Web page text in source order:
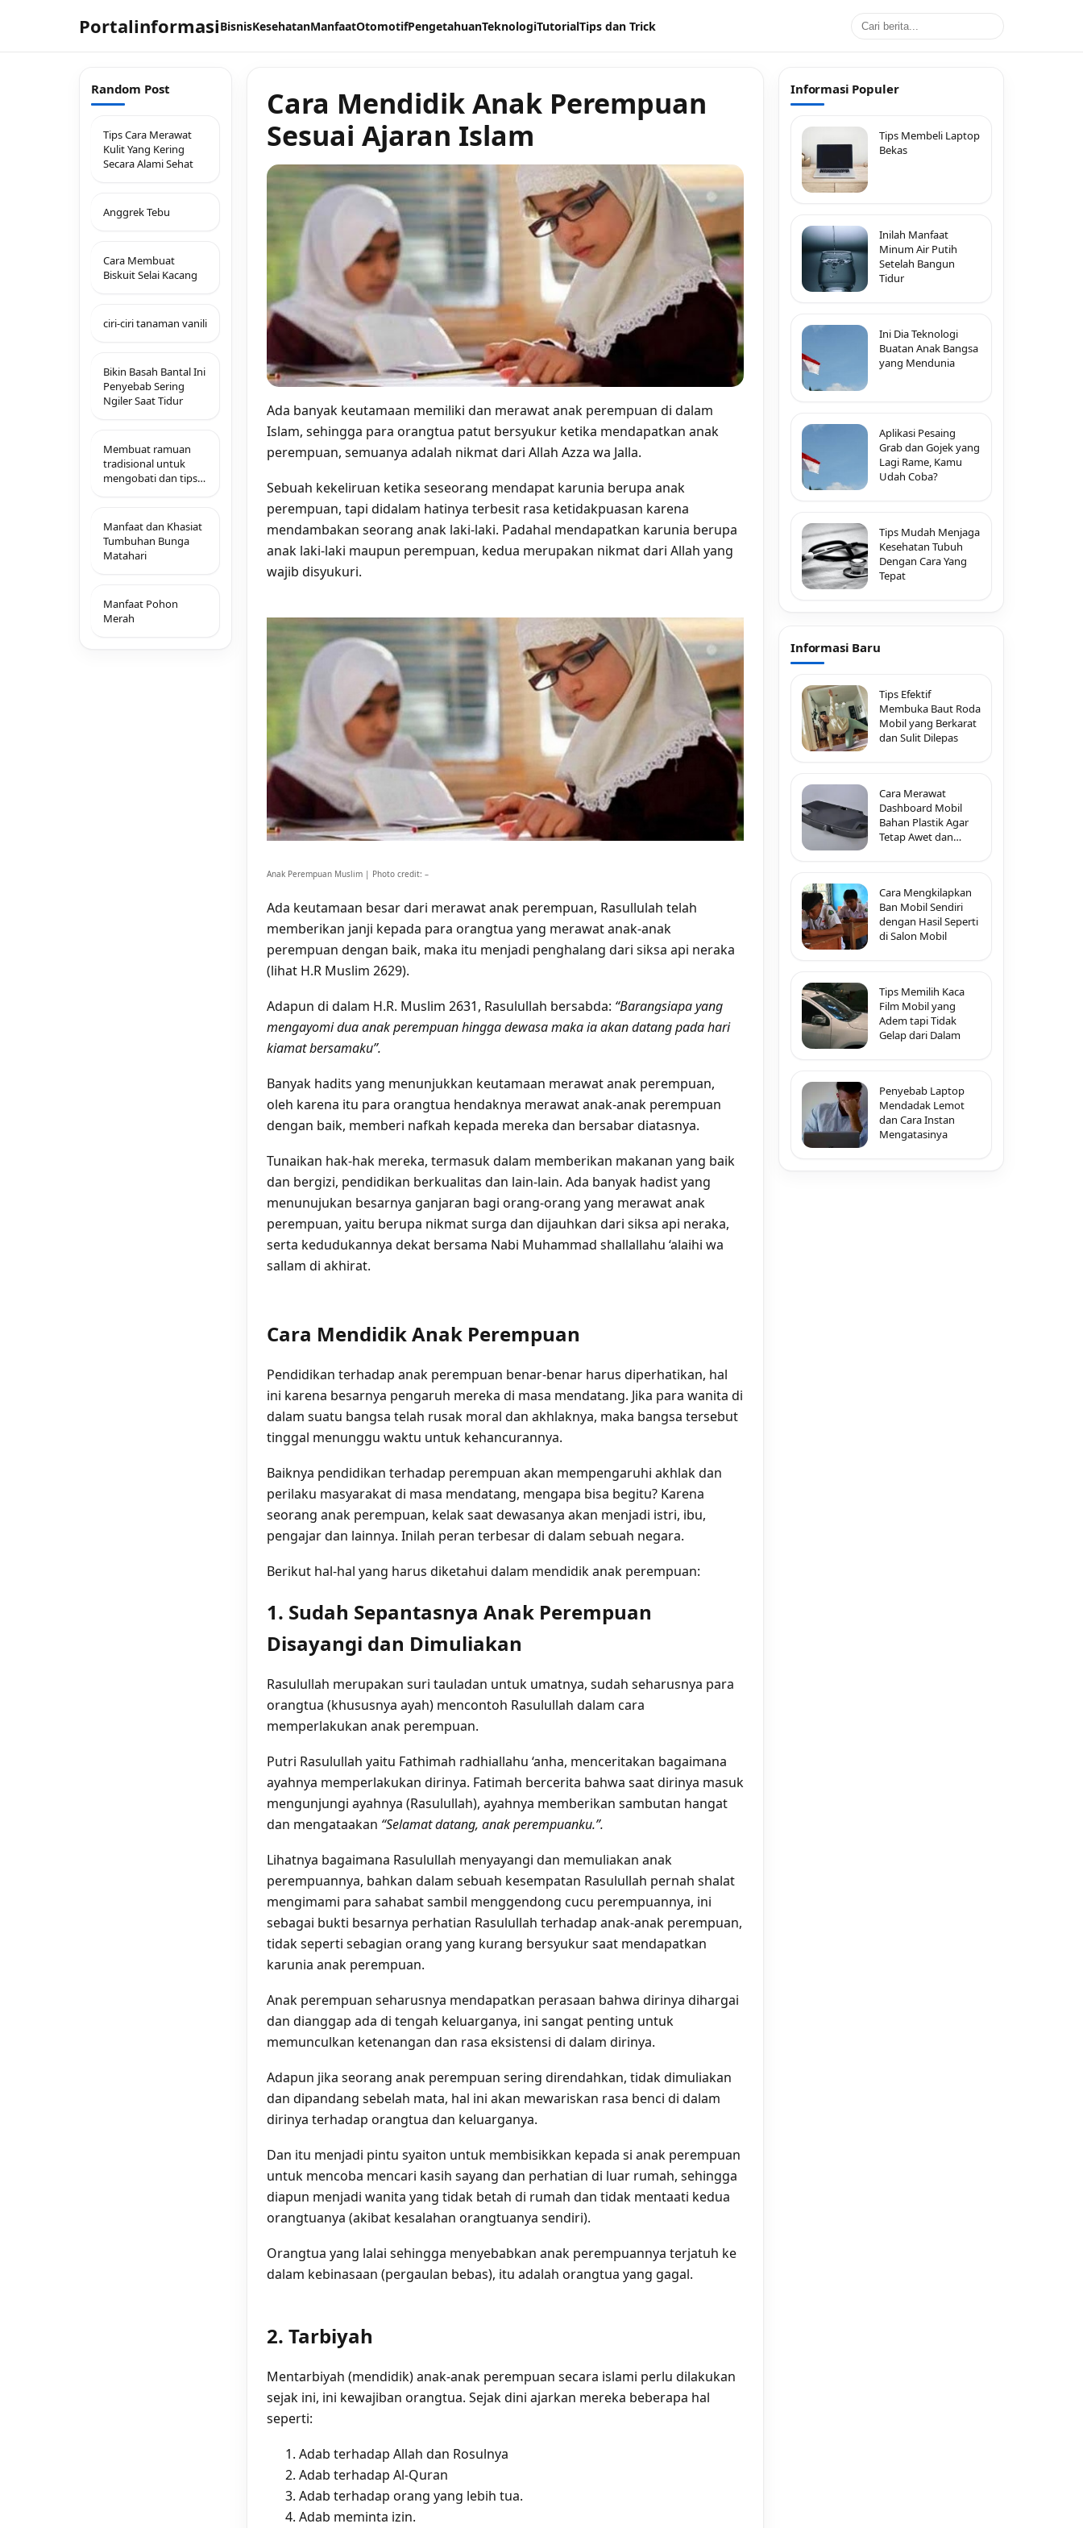
PortalinformasiBisnisKesehatanManfaatOtomotifPengetahuanTeknologiTutorialTips dan Trick
Random Post
Tips Cara Merawat
Kulit Yang Kering
Secara Alami Sehat
Anggrek Tebu
Cara Membuat
Biskuit Selai Kacang
ciri-ciri tanaman vanili
Bikin Basah Bantal Ini
Penyebab Sering
Ngiler Saat Tidur
Membuat ramuan
tradisional untuk
mengobati dan tips
Manfaat dan Khasiat
Tumbuhan Bunga
Matahari
Manfaat Pohon
Merah
Cara Mendidik Anak Perempuan
Sesuai Ajaran Islam
Ada banyak keutamaan memiliki dan merawat anak perempuan di dalam
Islam, sehingga para orangtua patut bersyukur ketika mendapatkan anak
perempuan, semuanya adalah nikmat dari Allah Azza wa Jalla.
Sebuah kekeliruan ketika seseorang mendapat karunia berupa anak
perempuan, tapi didalam hatinya terbesit rasa ketidakpuasan karena
mendambakan seorang anak laki-laki. Padahal mendapatkan karunia berupa
anak laki-laki maupun perempuan, kedua merupakan nikmat dari Allah yang
wajib disyukuri.
Anak Perempuan Muslim | Photo credit: –
Ada keutamaan besar dari merawat anak perempuan, Rasullulah telah
memberikan janji kepada para orangtua yang merawat anak-anak
perempuan dengan baik, maka itu menjadi penghalang dari siksa api neraka
(lihat H.R Muslim 2629).
Adapun di dalam H.R. Muslim 2631, Rasulullah bersabda: “Barangsiapa yang
mengayomi dua anak perempuan hingga dewasa maka ia akan datang pada hari
kiamat bersamaku”.
Banyak hadits yang menunjukkan keutamaan merawat anak perempuan,
oleh karena itu para orangtua hendaknya merawat anak-anak perempuan
dengan baik, memberi nafkah kepada mereka dan bersabar diatasnya.
Tunaikan hak-hak mereka, termasuk dalam memberikan makanan yang baik
dan bergizi, pendidikan berkualitas dan lain-lain. Ada banyak hadist yang
menunujukan besarnya ganjaran bagi orang-orang yang merawat anak
perempuan, yaitu berupa nikmat surga dan dijauhkan dari siksa api neraka,
serta kedudukannya dekat bersama Nabi Muhammad shallallahu ‘alaihi wa
sallam di akhirat.
Cara Mendidik Anak Perempuan
Pendidikan terhadap anak perempuan benar-benar harus diperhatikan, hal
ini karena besarnya pengaruh mereka di masa mendatang. Jika para wanita di
dalam suatu bangsa telah rusak moral dan akhlaknya, maka bangsa tersebut
tinggal menunggu waktu untuk kehancurannya.
Baiknya pendidikan terhadap perempuan akan mempengaruhi akhlak dan
perilaku masyarakat di masa mendatang, mengapa bisa begitu? Karena
seorang anak perempuan, kelak saat dewasanya akan menjadi istri, ibu,
pengajar dan lainnya. Inilah peran terbesar di dalam sebuah negara.
Berikut hal-hal yang harus diketahui dalam mendidik anak perempuan:
1. Sudah Sepantasnya Anak Perempuan
Disayangi dan Dimuliakan
Rasulullah merupakan suri tauladan untuk umatnya, sudah seharusnya para
orangtua (khususnya ayah) mencontoh Rasulullah dalam cara
memperlakukan anak perempuan.
Putri Rasulullah yaitu Fathimah radhiallahu ‘anha, menceritakan bagaimana
ayahnya memperlakukan dirinya. Fatimah bercerita bahwa saat dirinya masuk
mengunjungi ayahnya (Rasulullah), ayahnya memberikan sambutan hangat
dan mengataakan “Selamat datang, anak perempuanku.”.
Lihatnya bagaimana Rasulullah menyayangi dan memuliakan anak
perempuannya, bahkan dalam sebuah kesempatan Rasulullah pernah shalat
mengimami para sahabat sambil menggendong cucu perempuannya, ini
sebagai bukti besarnya perhatian Rasulullah terhadap anak-anak perempuan,
tidak seperti sebagian orang yang kurang bersyukur saat mendapatkan
karunia anak perempuan.
Anak perempuan seharusnya mendapatkan perasaan bahwa dirinya dihargai
dan dianggap ada di tengah keluarganya, ini sangat penting untuk
memunculkan ketenangan dan rasa eksistensi di dalam dirinya.
Adapun jika seorang anak perempuan sering direndahkan, tidak dimuliakan
dan dipandang sebelah mata, hal ini akan mewariskan rasa benci di dalam
dirinya terhadap orangtua dan keluarganya.
Dan itu menjadi pintu syaiton untuk membisikkan kepada si anak perempuan
untuk mencoba mencari kasih sayang dan perhatian di luar rumah, sehingga
diapun menjadi wanita yang tidak betah di rumah dan tidak mentaati kedua
orangtuanya (akibat kesalahan orangtuanya sendiri).
Orangtua yang lalai sehingga menyebabkan anak perempuannya terjatuh ke
dalam kebinasaan (pergaulan bebas), itu adalah orangtua yang gagal.
2. Tarbiyah
Mentarbiyah (mendidik) anak-anak perempuan secara islami perlu dilakukan
sejak ini, ini kewajiban orangtua. Sejak dini ajarkan mereka beberapa hal
seperti:
Adab terhadap Allah dan Rosulnya
Adab terhadap Al-Quran
Adab terhadap orang yang lebih tua.
Adab meminta izin.
Informasi Populer
Tips Membeli Laptop
Bekas
Inilah Manfaat
Minum Air Putih
Setelah Bangun
Tidur
Ini Dia Teknologi
Buatan Anak Bangsa
yang Mendunia
Aplikasi Pesaing
Grab dan Gojek yang
Lagi Rame, Kamu
Udah Coba?
Tips Mudah Menjaga
Kesehatan Tubuh
Dengan Cara Yang
Tepat
Informasi Baru
Tips Efektif
Membuka Baut Roda
Mobil yang Berkarat
dan Sulit Dilepas
Cara Merawat
Dashboard Mobil
Bahan Plastik Agar
Tetap Awet dan
Cara Mengkilapkan
Ban Mobil Sendiri
dengan Hasil Seperti
di Salon Mobil
Tips Memilih Kaca
Film Mobil yang
Adem tapi Tidak
Gelap dari Dalam
Penyebab Laptop
Mendadak Lemot
dan Cara Instan
Mengatasinya